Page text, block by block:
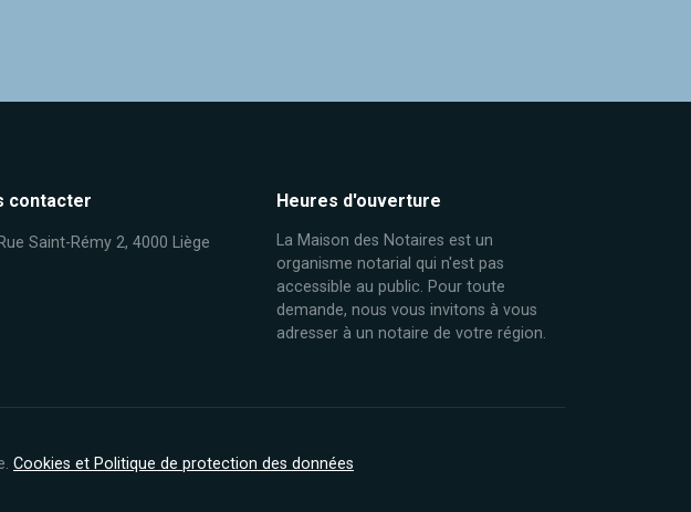
contacter
Rue Saint-Rémy 2, 4000 Liège
Heures d'ouverture
La Maison des Notaires est un
organisme notarial qui n'est pas
accessible au public. Pour toute
demande, nous vous invitons à vous
adresser à un notaire de votre région.
Cookies et Politique de protection des données